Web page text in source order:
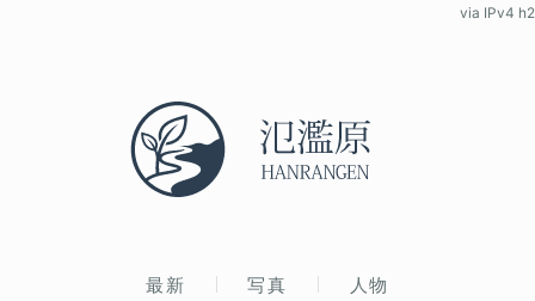
最新 写真 人物
via IPv4 h2